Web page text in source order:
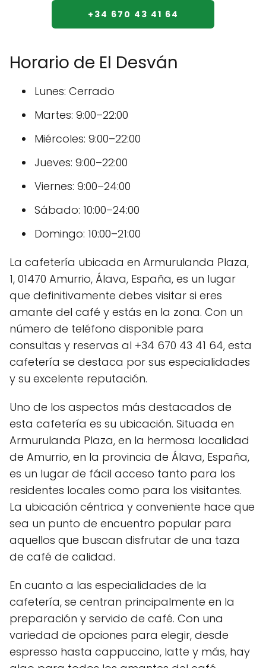
+34 670 43 41 64
Horario de El Desván
Lunes: Cerrado
Martes: 9:00–22:00
Miércoles: 9:00–22:00
Jueves: 9:00–22:00
Viernes: 9:00–24:00
Sábado: 10:00–24:00
Domingo: 10:00–21:00
La cafetería ubicada en Armurulanda Plaza,
1, 01470 Amurrio, Álava, España, es un lugar
que definitivamente debes visitar si eres
amante del café y estás en la zona. Con un
número de teléfono disponible para
consultas y reservas al +34 670 43 41 64, esta
cafetería se destaca por sus especialidades
y su excelente reputación.
Uno de los aspectos más destacados de
esta cafetería es su ubicación. Situada en
Armurulanda Plaza, en la hermosa localidad
de Amurrio, en la provincia de Álava, España,
es un lugar de fácil acceso tanto para los
residentes locales como para los visitantes.
La ubicación céntrica y conveniente hace que
sea un punto de encuentro popular para
aquellos que buscan disfrutar de una taza
de café de calidad.
En cuanto a las especialidades de la
cafetería, se centran principalmente en la
preparación y servido de café. Con una
variedad de opciones para elegir, desde
espresso hasta cappuccino, latte y más, hay